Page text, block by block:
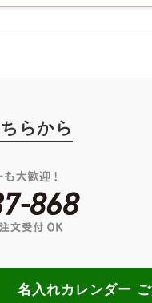
らから
名入れカレンダー